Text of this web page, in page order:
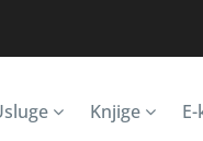
Knjige